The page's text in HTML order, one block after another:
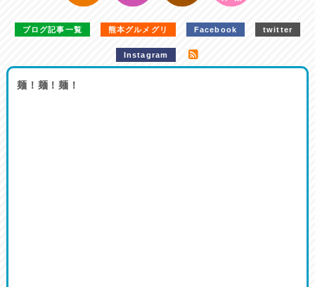
ブログ記事一覧 熊本グルメグリ Facebook twitter
Instagram
麺！麺！麺！